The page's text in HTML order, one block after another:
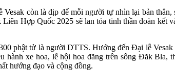
còn là dịp để mỗi người tự nhìn lại bản
Hợp Quốc 2025 sẽ lan tỏa tinh thần đoàn kết
phật tử là người DTTS. Hướng đến Đại lễ
hành xe hoa, lễ hội hoa đăng trên sông Đăk
hướng đạo và cộng đồng.